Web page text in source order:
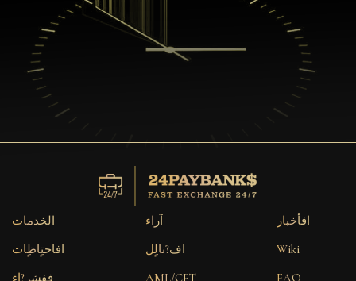
الخدمات
افاحتٍاظٍات
ففشر?اء
آراء
اف?نالٍل
AML/CFT
افأخبار
Wiki
FAQ